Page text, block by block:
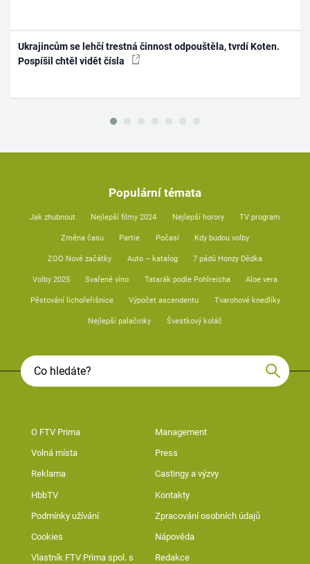
Ukrajincům se lehčí trestná činnost odpouštěla, tvrdí Koten.
Pospíšil chtěl vidět čísla
Populární témata
Jak zhubnout Nejlepší filmy 2024 Nejlepší horory TV program
Změna času Partie Počasí Kdy budou volby
ZOO Nové začátky Auto – katalog 7 pádů Honzy Dědka
Volby 2025 Svařené víno Tatarák podle Pohlreicha Aloe vera
Pěstování lichořeřišnice Výpočet ascendentu Tvarohové knedlíky
Nejlepší palačinky Švestkový koláč
O FTV Prima Management
Volná místa Press
Reklama Castingy a výzvy
HbbTV Kontakty
Podmínky užívání Zpracování osobních údajů
Cookies Nápověda
Vlastník FTV Prima spol. s Redakce